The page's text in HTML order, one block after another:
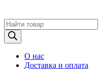
Поиск
товаров
О нас
Доставка и оплата